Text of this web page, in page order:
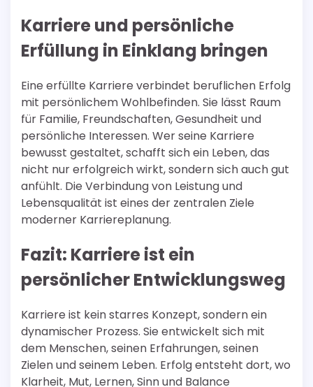
Karriere und persönliche
Erfüllung in Einklang bringen
Eine erfüllte Karriere verbindet beruflichen Erfolg
mit persönlichem Wohlbefinden. Sie lässt Raum
für Familie, Freundschaften, Gesundheit und
persönliche Interessen. Wer seine Karriere
bewusst gestaltet, schafft sich ein Leben, das
nicht nur erfolgreich wirkt, sondern sich auch gut
anfühlt. Die Verbindung von Leistung und
Lebensqualität ist eines der zentralen Ziele
moderner Karriereplanung.
Fazit: Karriere ist ein
persönlicher Entwicklungsweg
Karriere ist kein starres Konzept, sondern ein
dynamischer Prozess. Sie entwickelt sich mit
dem Menschen, seinen Erfahrungen, seinen
Zielen und seinem Leben. Erfolg entsteht dort, wo
Klarheit, Mut, Lernen, Sinn und Balance